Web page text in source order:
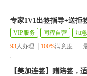
专家1V1出签指导+送拒
VIP服务
同程自营
加
93人办理 100%满意度
【美加连签】赠陪签，